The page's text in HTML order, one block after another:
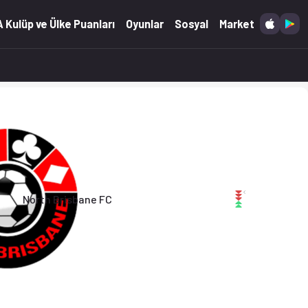
Kulüp ve Ülke Puanları Oyunlar Sosyal Market
North Brisbane FC